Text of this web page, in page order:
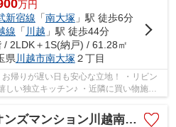
万円
新宿線 「南大塚 」駅 徒歩6分
線 「 川越 」駅 徒歩44分
/ 2LDK＋1S(納戸) / 61.28㎡
県 川越市南大塚 ２丁目
帰りが遅い日も安心な立地！ ・リビン
しい独立キッチン♪ ・近隣に買い物施設
ズマンション川越南古谷第3